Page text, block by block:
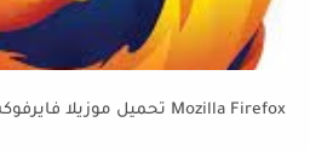
Mozilla Firefox تحميل موزيلا فايرفوكس